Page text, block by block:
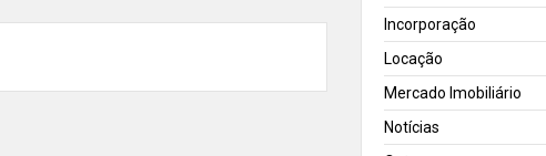
Incorporação
Locação
Mercado Imobiliário
Notícias